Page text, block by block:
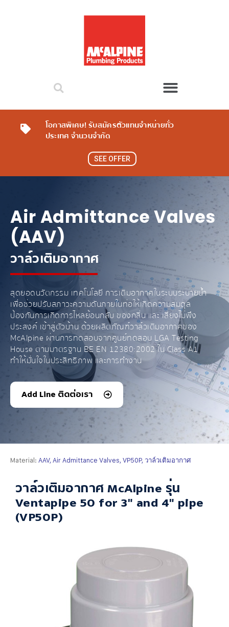
โอกาสพิเศษ! รับสมัครตัวแทนจำหน่ายทั่ว
ประเทศ จำนวนจำกัด
SEE OFFER
Air Admittance Valves
(AAV)
วาล์วเติมอากาศ
สุดยอดนวัตกรรม เทคโนโลยี การเติมอากาศในระบบระบายน้ำ
เพื่อช่วยปรับสภาวะความดันภายในท่อให้เกิดความสมดุล
ป้องกันการเกิดการไหลย้อนกลับ ของกลิ่น และ เสียงไม่พึง
ประสงค์ เข้าสู่ตัวบ้าน ด้วยผลิตภัณฑ์วาล์วเติมอากาศของ
McAlpine ผ่านการทดสอบจากศูนย์ทดสอบ LGA Testing
House ตามมาตรฐาน BE EN 12380:2002 ใน Class A1
ทำให้มั่นใจในประสิทธิภาพ และการทำงาน
Add Line ติดต่อเรา
Material: AAV, Air Admittance Valves, VP50P, วาล์วเติมอากาศ
วาล์วเติมอากาศ McAlpine รุ่น
Ventapipe 50 for 3" and 4" pipe
(VP50P)